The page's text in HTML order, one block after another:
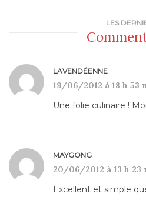
LES
LAVENDÉENNE
19/06/2012 à 18 h 53
Une folie culinaire !
MAYGONG
20/06/2012 à 13 h 23
Excellent et simple